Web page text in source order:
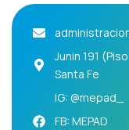
Junin 191
Santa Fe
IG: @mepad_
FB: MEPAD